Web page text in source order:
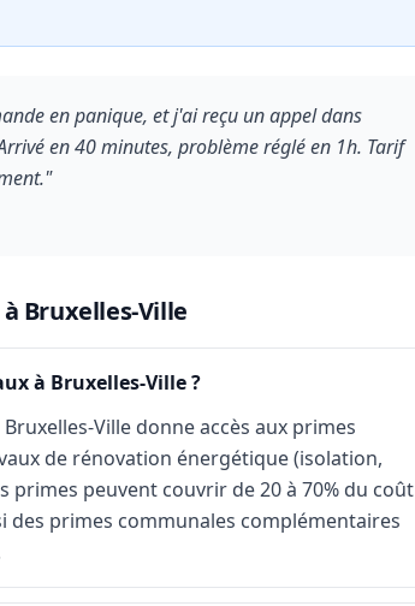
en panique, et j'ai reçu un appel dans
en 40 minutes, problème réglé en 1h. Tarif
Bruxelles-Ville
à Bruxelles-Ville ?
Ville donne accès aux primes
de rénovation énergétique (isolation,
primes peuvent couvrir de 20 à 70% du coût
des primes communales complémentaires